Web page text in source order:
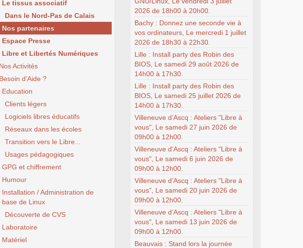
Le tissus associatif
Dans le Nord-Pas de Calais
Nos partenaires
Espace Presse
Libre et Libertés Numériques
Nos Activités
Besoin d’Aide ?
Education
Clients légers
Logiciels libres éducatifs
Réseaux dans les écoles
Transition vers le Libre...
Usages pédagogiques
GPG et chiffrement
Humour
Installation / Administration de
base de Linux
Découverte de CVS
Laboratoire
Matériel
2026 de 18h00 à 20h00.
Bachy : Donnez une seconde vie à
vos ordinateurs, Le mercredi 1 juillet
2026 de 18h30 à 22h30.
Lille : Install party des Robin des
BIOS, Le samedi 29 août 2026 de
14h00 à 17h30.
Lille : Install party des Robin des
BIOS, Le samedi 25 juillet 2026 de
14h00 à 17h30.
Villeneuve d’Ascq : Ateliers "Libre à
vous", Le samedi 27 juin 2026 de
09h00 à 12h00.
Villeneuve d’Ascq : Ateliers "Libre à
vous", Le samedi 6 juin 2026 de
09h00 à 12h00.
Villeneuve d’Ascq : Ateliers "Libre à
vous", Le samedi 20 juin 2026 de
09h00 à 12h00.
Villeneuve d’Ascq : Ateliers "Libre à
vous", Le samedi 13 juin 2026 de
09h00 à 12h00.
Beauvais : Stand lors la journée